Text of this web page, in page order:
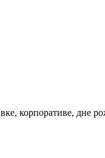
корпоративе, дне